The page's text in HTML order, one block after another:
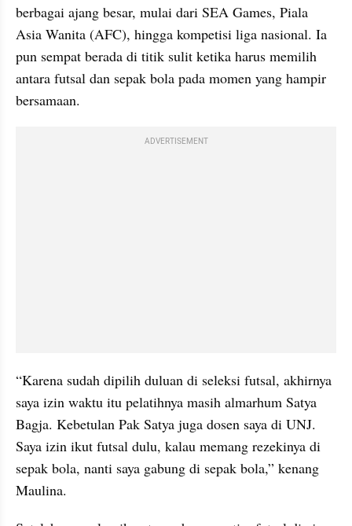
berbagai ajang besar, mulai dari SEA Games, Piala
Asia Wanita (AFC), hingga kompetisi liga nasional. Ia
pun sempat berada di titik sulit ketika harus memilih
antara futsal dan sepak bola pada momen yang hampir
bersamaan.
ADVERTISEMENT
“Karena sudah dipilih duluan di seleksi futsal, akhirnya
saya izin waktu itu pelatihnya masih almarhum Satya
Bagja. Kebetulan Pak Satya juga dosen saya di UNJ.
Saya izin ikut futsal dulu, kalau memang rezekinya di
sepak bola, nanti saya gabung di sepak bola,” kenang
Maulina.